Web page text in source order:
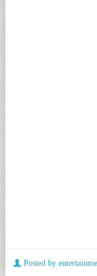
Posted by